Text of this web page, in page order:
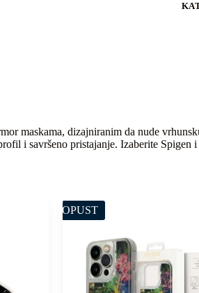
maskama, dizajniranim da nude
i savršeno pristajanje. Izaberite
POPUST